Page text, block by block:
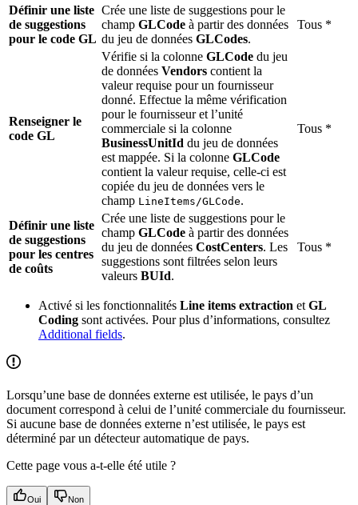
Définir une liste
de suggestions
pour le code GL
Crée une liste de suggestions pour le
champ GLCode à partir des données
du jeu de données GLCodes.
Tous *
Renseigner le
code GL
Vérifie si la colonne GLCode du jeu
de données Vendors contient la
valeur requise pour un fournisseur
donné. Effectue la même vérification
pour le fournisseur et l’unité
commerciale si la colonne
BusinessUnitId du jeu de données
est mappée. Si la colonne GLCode
contient la valeur requise, celle-ci est
copiée du jeu de données vers le
champ LineItems/GLCode.
Tous *
Définir une liste
de suggestions
pour les centres
de coûts
Crée une liste de suggestions pour le
champ GLCode à partir des données
du jeu de données CostCenters. Les
suggestions sont filtrées selon leurs
valeurs BUId.
Tous *
Activé si les fonctionnalités Line items extraction et GL
Coding sont activées. Pour plus d’informations, consultez
Additional fields.
Lorsqu’une base de données externe est utilisée, le pays d’un
document correspond à celui de l’unité commerciale du fournisseur.
Si aucune base de données externe n’est utilisée, le pays est
déterminé par un détecteur automatique de pays.
Cette page vous a-t-elle été utile ?
Oui Non